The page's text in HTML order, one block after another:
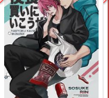
ial Day!! 2
GEOLOGIC
692円（税込）
山崎宗介×松岡凛
サンプル